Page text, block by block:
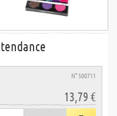
N° 500711
13,79 €